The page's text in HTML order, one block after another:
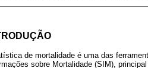
de mortalidade é uma das
sobre Mortalidade (SIM),